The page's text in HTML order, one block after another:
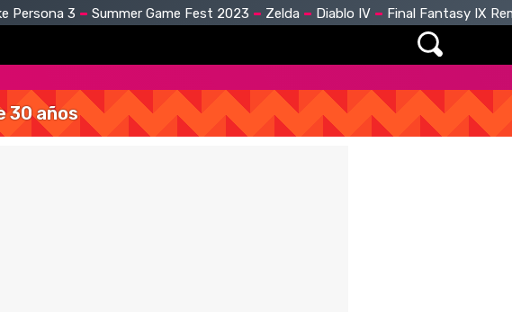
Persona 3 Summer Game Fest 2023 Zelda Diablo IV Final Fantasy IX
30 años